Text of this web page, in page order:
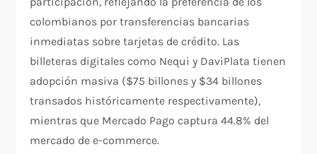
colombianos por transferencias bancarias
inmediatas sobre tarjetas de crédito. Las
billeteras digitales como Nequi y DaviPlata tienen
adopción masiva ($75 billones y $34 billones
transados históricamente respectivamente),
mientras que Mercado Pago captura 44.8% del
mercado de e-commerce.​